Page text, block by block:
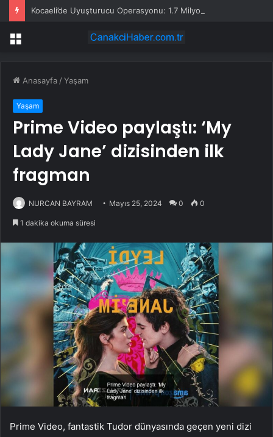
Menü
Anasayfa /Yaşam
Yaşam
Prime Video paylaştı: ‘My
Lady Jane’ dizisinden ilk
fragman
NURCAN BAYRAM Mayıs 25, 2024 0 0
1 dakika okuma süresi
Prime Video, fantastik Tudor dünyasında geçen yeni dizi